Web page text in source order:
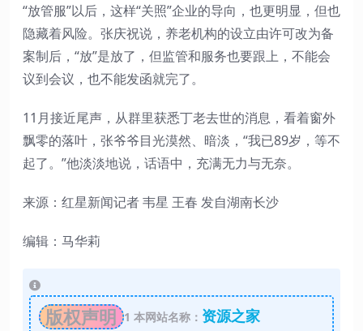
“放管服”以后，这样“关照”企业的导向，也更明显，但也
隐藏着风险。张庆祝说，养老机构的设立由许可改为备
案制后，“放”是放了，但监管和服务也要跟上，不能会
议到会议，也不能发函就完了。
11月接近尾声，从群里获悉丁老去世的消息，看着窗外
飘零的落叶，张爷爷目光漠然、暗淡，“我已89岁，等不
起了。”他淡淡地说，话语中，充满无力与无奈。
来源：红星新闻记者 韦星 王春 发自湖南长沙
编辑：马华莉
版权声明 1 本网站名称： 资源之家